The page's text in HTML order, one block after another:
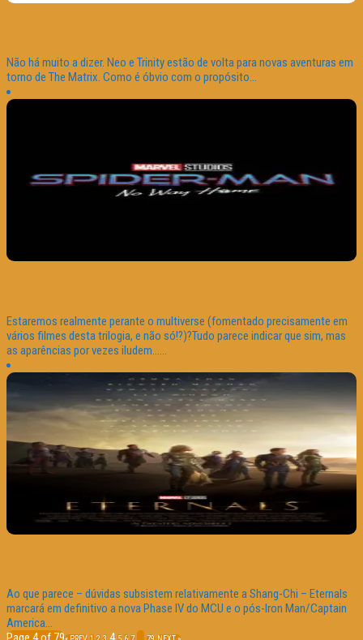
Não há muito a dizer. Neo e Trinity estão de volta para novas aventuras em
torno de The Matrix. Como é óbvio com o propósito...
Estaremos realmente perante o multiverse (fomentado precisamente em
vários filmes desta trilogia, e não só!?)?Tudo parece indicar que sim, mas
as aparências por vezes iludem…...
Ao que parece – dúvidas subsistem relativamente a Shang-Chi – Eternals
marcará em definitivo a nova Phase IV do MCU e o pós-Iron Man/Captain
America...